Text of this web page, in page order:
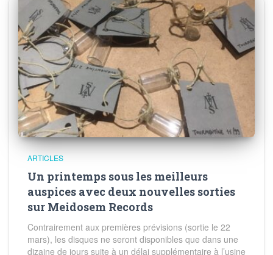
ARTICLES
Un printemps sous les meilleurs
auspices avec deux nouvelles sorties
sur Meidosem Records
Contrairement aux premières prévisions (sortie le 22
mars), les disques ne seront disponibles que dans une
dizaine de jours suite à un délai supplémentaire à l’usine